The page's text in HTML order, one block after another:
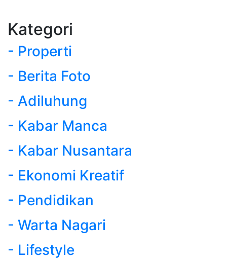
Kategori
- Properti
- Berita Foto
- Adiluhung
- Kabar Manca
- Kabar Nusantara
- Ekonomi Kreatif
- Pendidikan
- Warta Nagari
- Lifestyle